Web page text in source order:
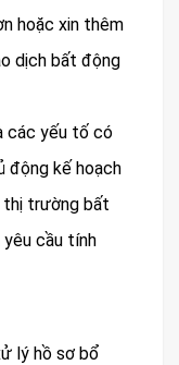
hoặc xin thêm
dịch bất động
các yếu tố có
động kế hoạch
thị trường bất
cầu tính
lý hồ sơ bổ